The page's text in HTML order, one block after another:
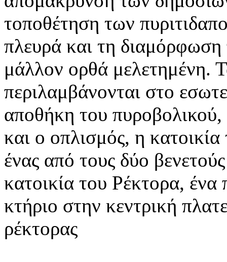
τοποθέτηση των
πλευρά και τη διαμόρφωση
μάλλον ορθά μελετημένη.
περιλαμβάνονται στο
αποθήκη του
και ο οπλισμός, η
ένας από τους δύο
κατοικία του Ρέκτορα, ένα
κτήριο στην κεντρική
ρέκτορας